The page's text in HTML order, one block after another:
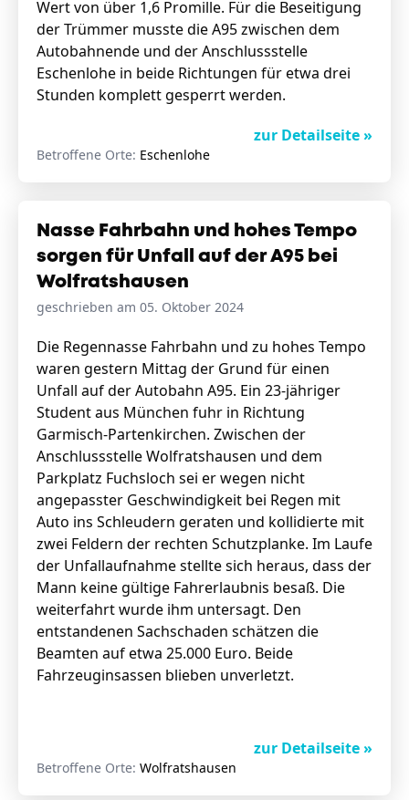
Wert von über 1,6 Promille. Für die Beseitigung
der Trümmer musste die A95 zwischen dem
Autobahnende und der Anschlussstelle
Eschenlohe in beide Richtungen für etwa drei
Stunden komplett gesperrt werden.
zur Detailseite »
Betroffene Orte: Eschenlohe
Nasse Fahrbahn und hohes Tempo
sorgen für Unfall auf der A95 bei
Wolfratshausen
geschrieben am 05. Oktober 2024
Die Regennasse Fahrbahn und zu hohes Tempo
waren gestern Mittag der Grund für einen
Unfall auf der Autobahn A95. Ein 23-jähriger
Student aus München fuhr in Richtung
Garmisch-Partenkirchen. Zwischen der
Anschlussstelle Wolfratshausen und dem
Parkplatz Fuchsloch sei er wegen nicht
angepasster Geschwindigkeit bei Regen mit
Auto ins Schleudern geraten und kollidierte mit
zwei Feldern der rechten Schutzplanke. Im Laufe
der Unfallaufnahme stellte sich heraus, dass der
Mann keine gültige Fahrerlaubnis besaß. Die
weiterfahrt wurde ihm untersagt. Den
entstandenen Sachschaden schätzen die
Beamten auf etwa 25.000 Euro. Beide
Fahrzeuginsassen blieben unverletzt.
zur Detailseite »
Betroffene Orte: Wolfratshausen